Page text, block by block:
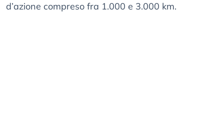
d’azione compreso fra 1.000 e 3.000 km.